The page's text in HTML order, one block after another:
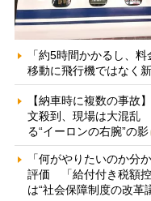
「約5時間かかるし、
移動に飛行機ではなく
【納車時に複数の事故
文殺到、現場は大混乱
る“イーロンの右腕”の影
「何がやりたいのか分
評価 「給付付き税額
は“社会保障制度の改革